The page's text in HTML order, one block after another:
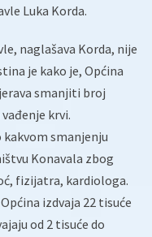
Luka Korda.
naglašava Korda, nije
je kako je, Općina
smanjiti broj
krvi.
smanjenju
Konavala zbog
fizijatra, kardiologa.
izdvaja 22 tisuće
od 2 tisuće do